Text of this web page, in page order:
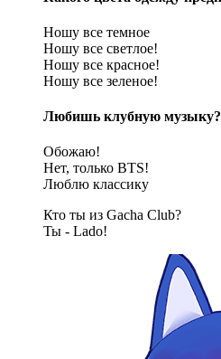
Ношу все темное
Ношу все светлое!
Ношу все красное!
Ношу все зеленое!
Любишь клубную музыку?
Обожаю!
Нет, только BTS!
Люблю классику
Кто ты из Gacha Club?
Ты - Lado!